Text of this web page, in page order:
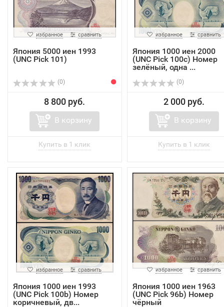
избранное сравнить
Япония 5000 иен 1993
(UNC Pick 101)
(0)
8 800 руб.
В корзину
избранное сравнить
Япония 1000 иен 2000
(UNC Pick 100c) Номер
зелёный, одна ...
(0)
2 000 руб.
В корзину
избранное сравнить
Япония 1000 иен 1993
(UNC Pick 100b) Номер
коричневый, дв...
избранное сравнить
Япония 1000 иен 1963
(UNC Pick 96b) Номер
чёрный